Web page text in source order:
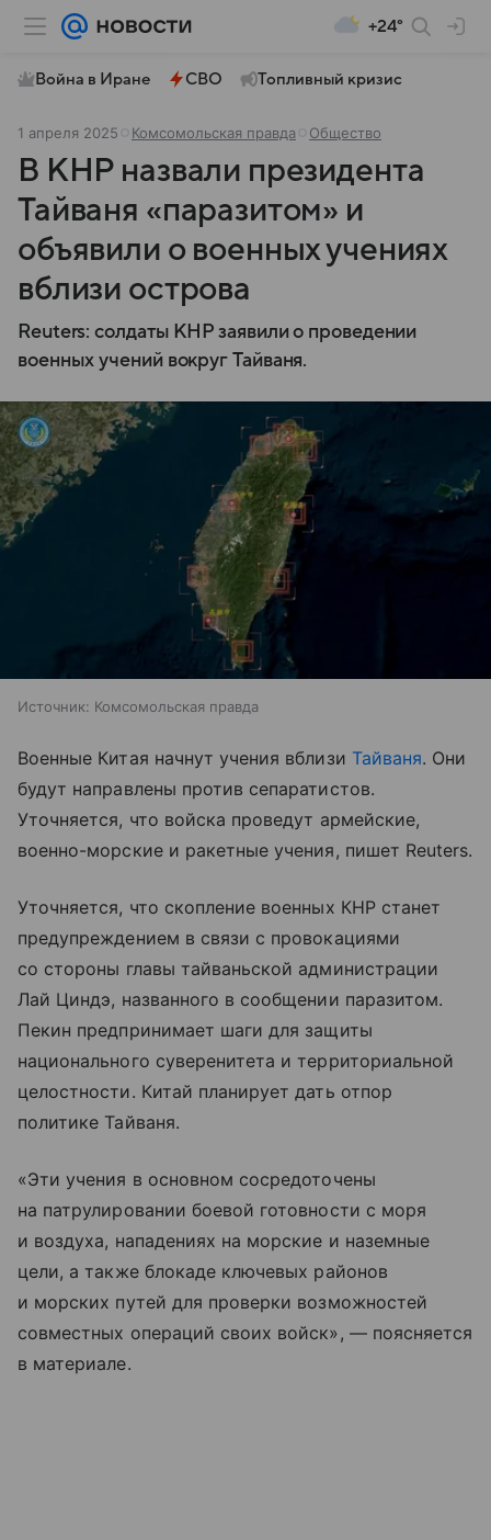
+24°
Война в Иране СВО Топливный кризис
1 апреля 2025 Комсомольская правда Общество
В КНР назвали президента
Тайваня «паразитом» и
объявили о военных учениях
вблизи острова
Reuters: солдаты КНР заявили о проведении
военных учений вокруг Тайваня.
Источник: Комсомольская правда
Военные Китая начнут учения вблизи Тайваня. Они
будут направлены против сепаратистов.
Уточняется, что войска проведут армейские,
военно-морские и ракетные учения, пишет Reuters.
Уточняется, что скопление военных КНР станет
предупреждением в связи с провокациями
со стороны главы тайваньской администрации
Лай Циндэ, названного в сообщении паразитом.
Пекин предпринимает шаги для защиты
национального суверенитета и территориальной
целостности. Китай планирует дать отпор
политике Тайваня.
«Эти учения в основном сосредоточены
на патрулировании боевой готовности с моря
и воздуха, нападениях на морские и наземные
цели, а также блокаде ключевых районов
и морских путей для проверки возможностей
совместных операций своих войск», — поясняется
в материале.